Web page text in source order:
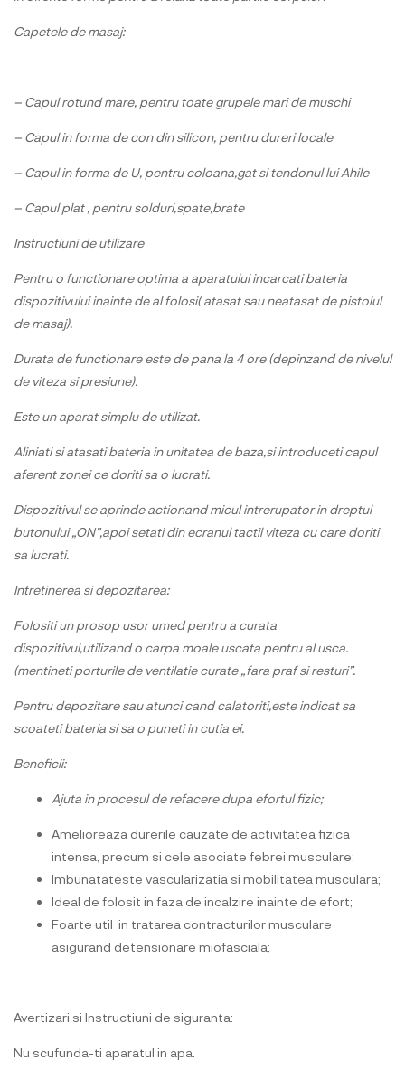
Capetele de masaj:
– Capul rotund mare, pentru toate grupele mari de muschi
– Capul in forma de con din silicon, pentru dureri locale
– Capul in forma de U, pentru coloana,gat si tendonul lui Ahile
– Capul plat , pentru solduri,spate,brate
Instructiuni de utilizare
Pentru o functionare optima a aparatului incarcati bateria
dispozitivului inainte de al folosi( atasat sau neatasat de pistolul
de masaj).
Durata de functionare este de pana la 4 ore (depinzand de nivelul
de viteza si presiune).
Este un aparat simplu de utilizat.
Aliniati si atasati bateria in unitatea de baza,si introduceti capul
aferent zonei ce doriti sa o lucrati.
Dispozitivul se aprinde actionand micul intrerupator in dreptul
butonului „ON”,apoi setati din ecranul tactil viteza cu care doriti
sa lucrati.
Intretinerea si depozitarea:
Folositi un prosop usor umed pentru a curata
dispozitivul,utilizand o carpa moale uscata pentru al usca.
(mentineti porturile de ventilatie curate „fara praf si resturi”.
Pentru depozitare sau atunci cand calatoriti,este indicat sa
scoateti bateria si sa o puneti in cutia ei.
Beneficii:
Ajuta in procesul de refacere dupa efortul fizic;
Amelioreaza durerile cauzate de activitatea fizica
intensa, precum si cele asociate febrei musculare;
Imbunatateste vascularizatia si mobilitatea musculara;
Ideal de folosit in faza de incalzire inainte de efort;
Foarte util in tratarea contracturilor musculare
asigurand detensionare miofasciala;
Avertizari si Instructiuni de siguranta:
Nu scufunda-ti aparatul in apa.